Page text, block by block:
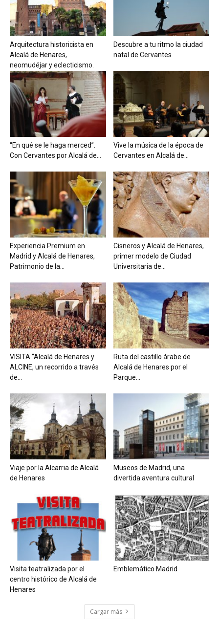
Arquitectura historicista en
Alcalá de Henares,
neomudéjar y eclecticismo.
Descubre a tu ritmo la ciudad
natal de Cervantes
“En qué se le haga merced”.
Con Cervantes por Alcalá de...
Vive la música de la época de
Cervantes en Alcalá de...
Experiencia Premium en
Madrid y Alcalá de Henares,
Patrimonio de la...
Cisneros y Alcalá de Henares,
primer modelo de Ciudad
Universitaria de...
VISITA “Alcalá de Henares y
ALCINE, un recorrido a través
de...
Ruta del castillo árabe de
Alcalá de Henares por el
Parque...
Viaje por la Alcarria de Alcalá
de Henares
Museos de Madrid, una
divertida aventura cultural
Visita teatralizada por el
centro histórico de Alcalá de
Henares
Emblemático Madrid
Cargar más